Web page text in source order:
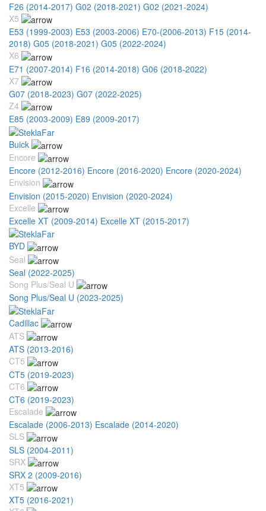
F26 (2014-2017) G02 (2018-2021) G02 (2021-2024)
X5
E53 (1999-2003) E53 (2003-2006) E70-(2006-2013) F15 (2014-
2018) G05 (2018-2021) G05 (2022-2024)
X6
E71 (2007-2014) F16 (2014-2018) G06 (2018-2022)
X7
G07 (2018-2023) G07 (2022-2025)
Z4
E85 (2003-2009) E89 (2009-2017)
Buick
Encore
Encore (2012-2016) Encore (2016-2020) Encore (2020-2024)
Envision
Envision (2015-2020) Envision (2020-2024)
Excelle
Excelle XT (2009-2014) Excelle XT (2015-2017)
BYD
Seal
Seal (2022-2025)
Song Plus/Seal U
Song Plus/Seal U (2023-2025)
Cadillac
ATS
ATS (2013-2016)
CT5
CT5 (2019-2023)
CT6
CT6 (2019-2023)
Escalade
Escalade (2006-2013) Escalade (2014-2020)
SLS
SLS (2004-2011)
SRX
SRX 2 (2009-2016)
XT5
XT5 (2016-2021)